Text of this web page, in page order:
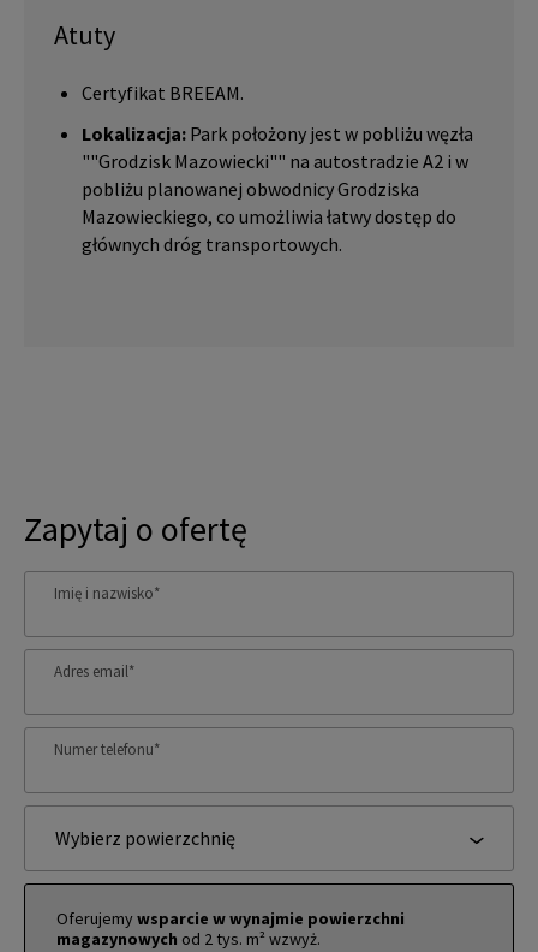
Atuty
Certyfikat BREEAM.
Lokalizacja: Park położony jest w pobliżu węzła
""Grodzisk Mazowiecki"" na autostradzie A2 i w
pobliżu planowanej obwodnicy Grodziska
Mazowieckiego, co umożliwia łatwy dostęp do
głównych dróg transportowych.
Zapytaj o ofertę
Imię i nazwisko*
Adres email*
Numer telefonu*
Wybierz powierzchnię
Oferujemywsparcie w wynajmie powierzchni
magazynowych od 2 tys. m² wzwyż.